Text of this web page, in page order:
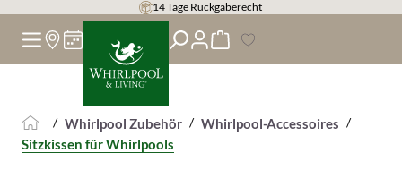
springen
14 Tage Rückgaberecht
/ Whirlpool Zubehör / Whirlpool-Accessoires /
Sitzkissen für Whirlpools